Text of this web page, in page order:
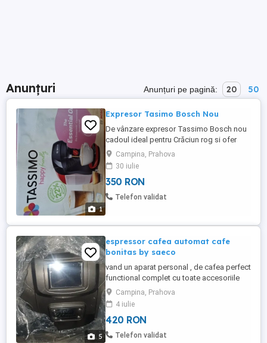
Anunțuri Anunțuri pe pagină: 20 50
1
Expresor Tasimo Bosch Nou
De vânzare expresor Tassimo Bosch nou
cadoul ideal pentru Crăciun rog si ofer
seriozitate.
Campina, Prahova
30 iulie
350 RON
Telefon validat
5
espressor cafea automat cafe
bonitas by saeco
vand un aparat personal , de cafea perfect
functional complet cu toate accesoriile
Campina, Prahova
4 iulie
420 RON
Telefon validat